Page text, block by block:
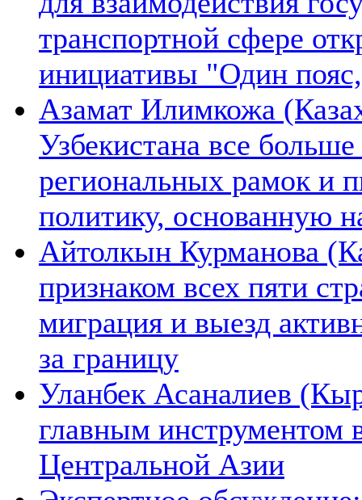
транспортной сфере
инициативы "Один
Азамат Илимкожа
Узбекистана все
региональных рамок и
политику, основанную
Айтолкын Курманова
признаком всех пяти
миграция и выезд
за границу
Уланбек Асаналиев
главным инструментом
Центральной Азии